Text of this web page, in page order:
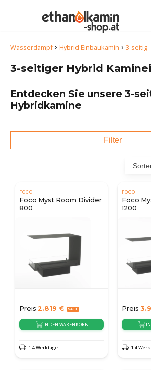
Wasserdampf› Hybrid Einbaukamin › 3-seitig
3-seitiger Hybrid
Entdecken Sie unsere 3-
Hybridkamine
Filter
FOCO
Foco Myst Room Divider
800
Preis 2.819 €
IN DEN WARENKORB
1-4 Werktage
FOCO
Foco
1200
Preis
1-4